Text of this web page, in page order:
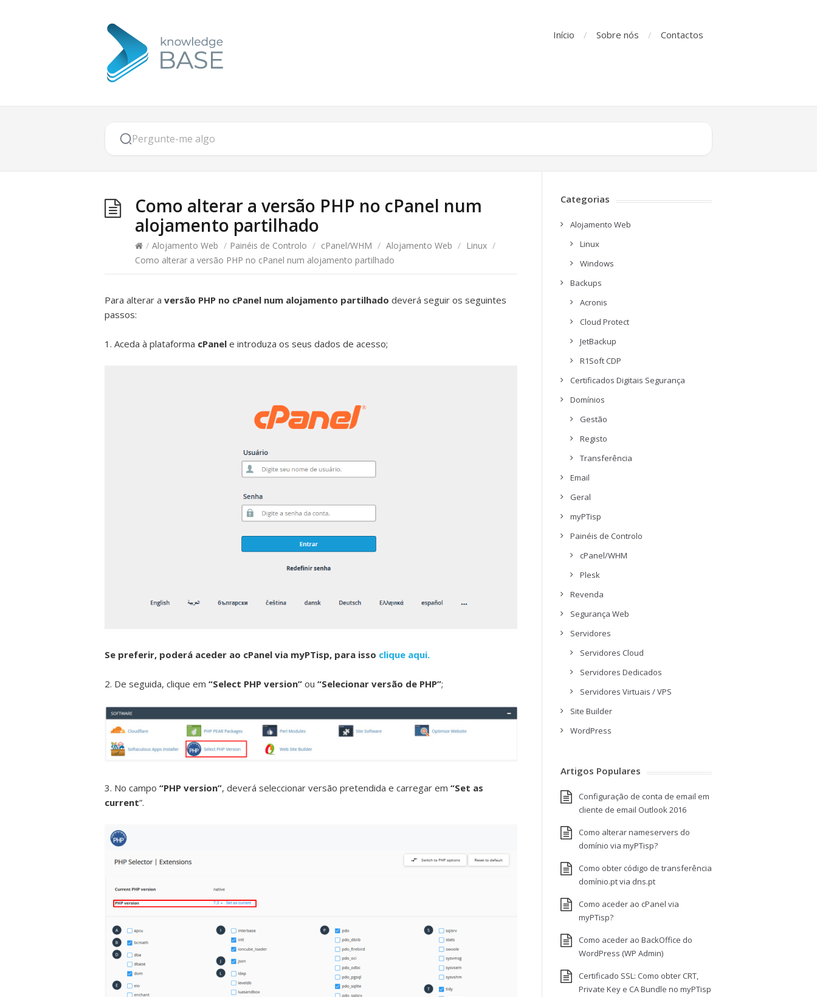
Início Sobre nós Contactos
Como alterar a versão PHP no cPanel num
alojamento partilhado
/ Alojamento Web / Painéis de Controlo / cPanel/WHM / Alojamento Web / Linux /
Como alterar a versão PHP no cPanel num alojamento partilhado
Para alterar a versão PHP no cPanel num alojamento partilhado deverá seguir os seguintes
passos:
1. Aceda à plataforma cPanel e introduza os seus dados de acesso;
Se preferir, poderá aceder ao cPanel via myPTisp, para isso clique aqui.
2. De seguida, clique em “Select PHP version” ou “Selecionar versão de PHP”;
3. No campo “PHP version”, deverá seleccionar versão pretendida e carregar em “Set as
current”.
Categorias
Alojamento Web
Linux
Windows
Backups
Acronis
Cloud Protect
JetBackup
R1Soft CDP
Certificados Digitais Segurança
Domínios
Gestão
Registo
Transferência
Email
Geral
myPTisp
Painéis de Controlo
cPanel/WHM
Plesk
Revenda
Segurança Web
Servidores
Servidores Cloud
Servidores Dedicados
Servidores Virtuais / VPS
Site Builder
WordPress
Artigos Populares
Configuração de conta de email em
cliente de email Outlook 2016
Como alterar nameservers do
domínio via myPTisp?
Como obter código de transferência
domínio.pt via dns.pt
Como aceder ao cPanel via
myPTisp?
Como aceder ao BackOffice do
WordPress (WP Admin)
Certificado SSL: Como obter CRT,
Private Key e CA Bundle no myPTisp